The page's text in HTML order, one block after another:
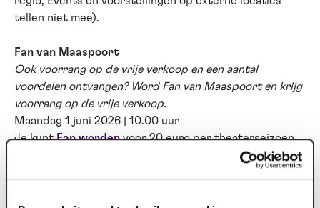
tellen niet mee).
Fan van Maaspoort
Ook voorrang op de vrije verkoop en een aantal
voordelen ontvangen? Word Fan van Maaspoort en krijg
voorrang op de vrije verkoop.
Maandag 1 juni 2026 | 10.00 uur
Je kuntFan wordenvoor 20 euro per theaterseizoen.
Daarnaast bestel je minimaal 3 voorstellingen
(voorstellingen uit de genres Uit de regio, Events en